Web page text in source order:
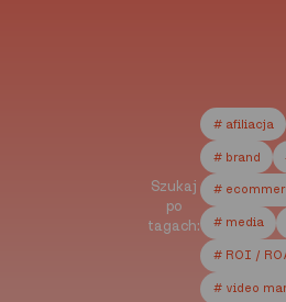
Szukaj
po
tagach:
# afiliacja
# brand
#
# media
# ROI /
# video